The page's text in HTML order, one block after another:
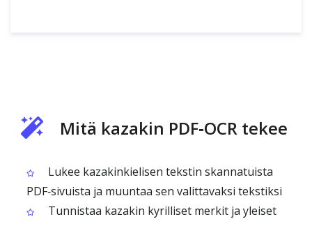
Mitä kazakin PDF‑OCR tekee
Lukee kazakinkielisen tekstin skannatuista
PDF‑sivuista ja muuntaa sen valittavaksi tekstiksi
Tunnistaa kazakin kyrilliset merkit ja yleiset